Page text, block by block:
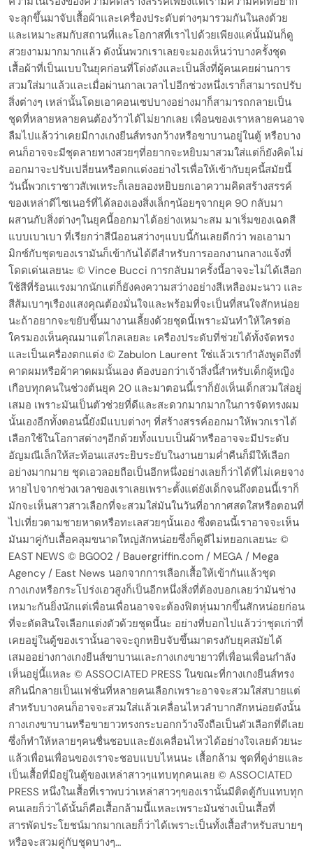
จะลุกขึ้นมาจับเสื้อผ้าและเครื่องประดับต่างๆมารวมกันในลงด้วย
และเหมาะสมกับสถานที่และโอกาสที่เราไปด้วยเพียงแค่นั้นมันก็ดู
สวยงามมากมากแล้ว ดังนั้นพวกเราเลยจะมองเห็นว่าบางครั้งชุด
เสื้อผ้าที่เป็นแบบในยุคก่อนที่โด่งดังและเป็นสิ่งที่ผู้คนเคยผ่านการ
สวมใส่มาแล้วและเมื่อผ่านกาลเวลาไปอีกช่วงหนึ่งเราก็สามารถปรับ
สิ่งต่างๆ เหล่านั้นโดยเอาคอนเซปบางอย่างมาก็สามารถกลายเป็น
ชุดที่หลายหลายคนต้องว้าวได้ไม่ยากเลย เพื่อนของเราหลายคนอาจ
ลืมไปแล้วว่าเคยมีกางเกงยีนส์ทรงกว้างหรือขาบานอยู่ในตู้ หรือบาง
คนก็อาจจะมีชุดลายทางสวยๆที่อยากจะหยิบมาสวมใส่แต่ก็ยังคิดไม่
ออกมาจะปรับเปลี่ยนหรือตกแต่งอย่างไรเพื่อให้เข้ากับยุคนี้สมัยนี้
วันนี้พวกเราชาวสัเพเหระก็เลยลองหยิบยกเอาความคิดสร้างสรรค์
ของเหล่าดีไซเนอร์ที่ได้ลองเองสิ่งเล็กๆน้อยๆจากยุค 90 กลับมา
ผสานกับสิ่งต่างๆในยุคนี้ออกมาได้อย่างเหมาะสม มาเริ่มของเฉดสี
แบบเบาเบา ที่เรียกว่าสีนีออนสว่างๆแบบนี้กันเลยดีกว่า พอเอามา
มิกซ์กับชุดของเรามันก็เข้ากันได้ดีสำหรับการออกงานกลางแจ้งที่
โดดเด่นเลยนะ © Vince Bucci การกลับมาครั้งนี้อาจจะไม่ได้เลือก
ใช้สีที่ร้อนแรงมากนักแต่ก็ยังคงความสว่างอย่างสีเหลืองมะนาว และ
สีส้มเบาๆเรืองแสงคุณต้องมั่นใจและพร้อมที่จะเป็นที่สนใจสักหน่อย
นะถ้าอยากจะขยับขึ้นมางานเลี้ยงด้วยชุดนี้เพราะมันทำให้ใครต่อ
ใครมองเห็นคุณมาแต่ไกลเลยละ เครืองประดับที่ช่วยได้ทั้งจัดทรง
และเป็นเครื่องตกแต่ง © Zabulon Laurent ใช่แล้วเรากำลังพูดถึงที่
คาดผมหรือผ้าคาดผมนั้นเอง ต้องบอกว่าเจ้าสิ่งนี้สำหรับเด็กผู้หญิง
เกือบทุกคนในช่วงต้นยุค 20 และมาตอนนี้เราก็ยังเห็นเด็กสวมใส่อยู่
เสมอ เพราะมันเป็นตัวช่วยที่ดีและสะดวกมากมากในการจัดทรงผม
นั้นเองอีกทั้งตอนนี้ยังมีแบบต่างๆ ที่สร้างสรรค์ออกมาให้พวกเราได้
เลือกใช้ในโอกาสต่างๆอีกด้วยทั้งแบบเป็นผ้าหรืออาจจะมีประดับ
อัญมณีเล็กให้สะท้อนแสงระยิบระยับในงานยามค่ำคืนก็มีให้เลือก
อย่างมากมาย ชุดเอวลอยถือเป็นอีกหนึ่งอย่างเลยก็ว่าได้ที่ไม่เคยจาง
หายไปจากช่วงเวลาของเราเลยเพราะตั้งแต่ยังเด็กจนถึงตอนนี้เราก็
มักจะเห็นสาวสาวเลือกที่จะสวมใส่มันในวันที่อากาศสดใสหรือตอนที่
ไปเที่ยวตามชายหาดหรือทะเลสวยๆนั้นเอง ซึ่งตอนนี้เราอาจจะเห็น
มันมาคู่กับเสื้อคลุมขนาดใหญ่สักหน่อยซึ่งก็ดูดีไม่หยอกเลยนะ ©
EAST NEWS © BG002 / Bauergriffin.com / MEGA / Mega
Agency / East News นอกจากการเลือกเสื้อให้เข้ากันแล้วชุด
กางเกงหรือกระโปร่งเอวสูงก็เป็นอีกหนึ่งสิ่งที่ต้องบอกเลยว่ามันช่าง
เหมาะกันยิ่งนักแต่เพื่อนเพื่อนอาจจะต้องฟิตหุ่นมากขึ้นสักหน่อยก่อน
ที่จะตัดสินใจเลือกแต่งตัวด้วยชุดนี้นะ อย่างที่บอกไปแล้วว่าชุดเก่าที่
เคยอยู่ในตู้ของเรานั้นอาจจะถูกหยิบจับขึ้นมาตรงกับยุคสมัยได้
เสมออย่างกางเกงยีนส์ขาบานและกางเกงขายาวที่เพื่อนเพื่อนกำลัง
เห็นอยู่นี้แหละ © ASSOCIATED PRESS ในขณะที่กางเกงยีนส์ทรง
สกินนี่กลายเป็นแฟชั่นที่หลายคนเลือกเพราะอาจจะสวมใส่สบายแต่
สำหรับบางคนก็อาจจะสวมใส่แล้วเคลื่อนไหวลำบากสักหน่อยดังนั้น
กางเกงขาบานหรือขายาวทรงกระบอกกว้างจึงถือเป็นตัวเลือกที่ดีเลย
ซึ่งก็ทำให้หลายๆคนชื่นชอบและยังเคลื่อนไหวได้อย่างใจเลยด้วยนะ
แล้วเพื่อนเพื่อนของเราจะชอบแบบไหนนะ เสื้อกล้าม ชุดที่ดูง่ายและ
เป็นเสื้อที่มีอยู่ในตู้ของเหล่าสาวๆแทบทุกคนเลย © ASSOCIATED
PRESS หนึ่งในเสื้อที่เราพบว่าเหล่าสาวๆของเรานั้นมีติดตู้กับแทบทุก
คนเลยก็ว่าได้นั้นก็คือเสื้อกล้ามนี้แหละเพราะมันช่างเป็นเสื้อที่
สารพัดประโยชน์มากมากเลยก็ว่าได้เพราะเป็นทั้งเสื้อสำหรับสบายๆ
หรือจะสวมคู่กับชุดบางๆ…